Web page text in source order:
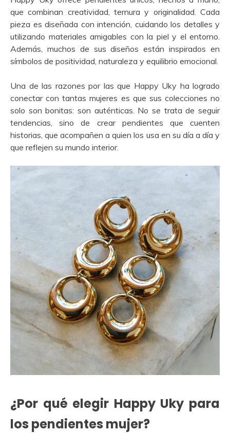
que combinan creatividad, ternura y originalidad. Cada
pieza es diseñada con intención, cuidando los detalles y
utilizando materiales amigables con la piel y el entorno.
Además, muchos de sus diseños están inspirados en
símbolos de positividad, naturaleza y equilibrio emocional.
Una de las razones por las que Happy Uky ha logrado
conectar con tantas mujeres es que sus colecciones no
solo son bonitas: son auténticas. No se trata de seguir
tendencias, sino de crear pendientes que cuenten
historias, que acompañen a quien los usa en su día a día y
que reflejen su mundo interior.
¿Por qué elegir Happy Uky para
los pendientes mujer?